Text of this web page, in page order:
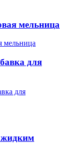
мельница
для
жидким